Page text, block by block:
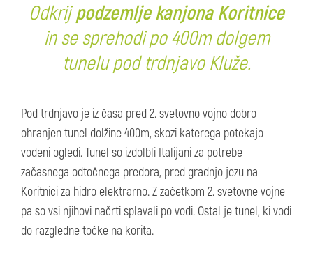
Odkrijpodzemlje kanjona Koritnice
in se sprehodi po 400m dolgem
tunelu pod trdnjavo Kluže.
Pod trdnjavo je iz časa pred 2. svetovno vojno dobro
ohranjen tunel dolžine 400m, skozi katerega potekajo
vodeni ogledi. Tunel so izdolbli Italijani za potrebe
začasnega odtočnega predora, pred gradnjo jezu na
Koritnici za hidro elektrarno. Z začetkom 2. svetovne vojne
pa so vsi njihovi načrti splavali po vodi. Ostal je tunel, ki vodi
do razgledne točke na korita.